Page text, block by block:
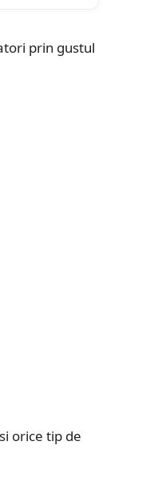
prin gustul
orice tip de